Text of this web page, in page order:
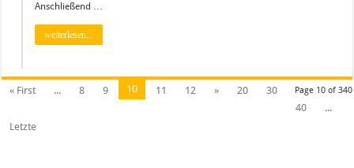
Anschließend …
weiterlesen...
Page 10 of 340
« First ... 8 9 10 11 12 » 20
30
40
...
Letzte